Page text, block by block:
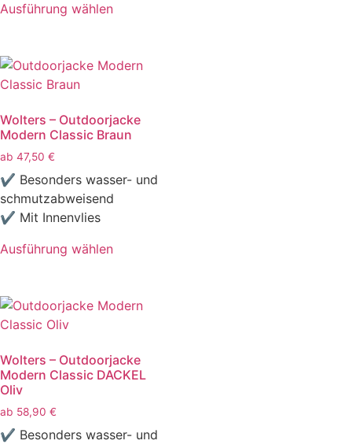
Ausführung wählen
Wolters – Outdoorjacke
Modern Classic Braun
ab 47,50 €
✔ Besonders wasser- und
schmutzabweisend
✔ Mit Innenvlies
Ausführung wählen
Wolters – Outdoorjacke
Modern Classic DACKEL
Oliv
ab 58,90 €
✔ Besonders wasser- und